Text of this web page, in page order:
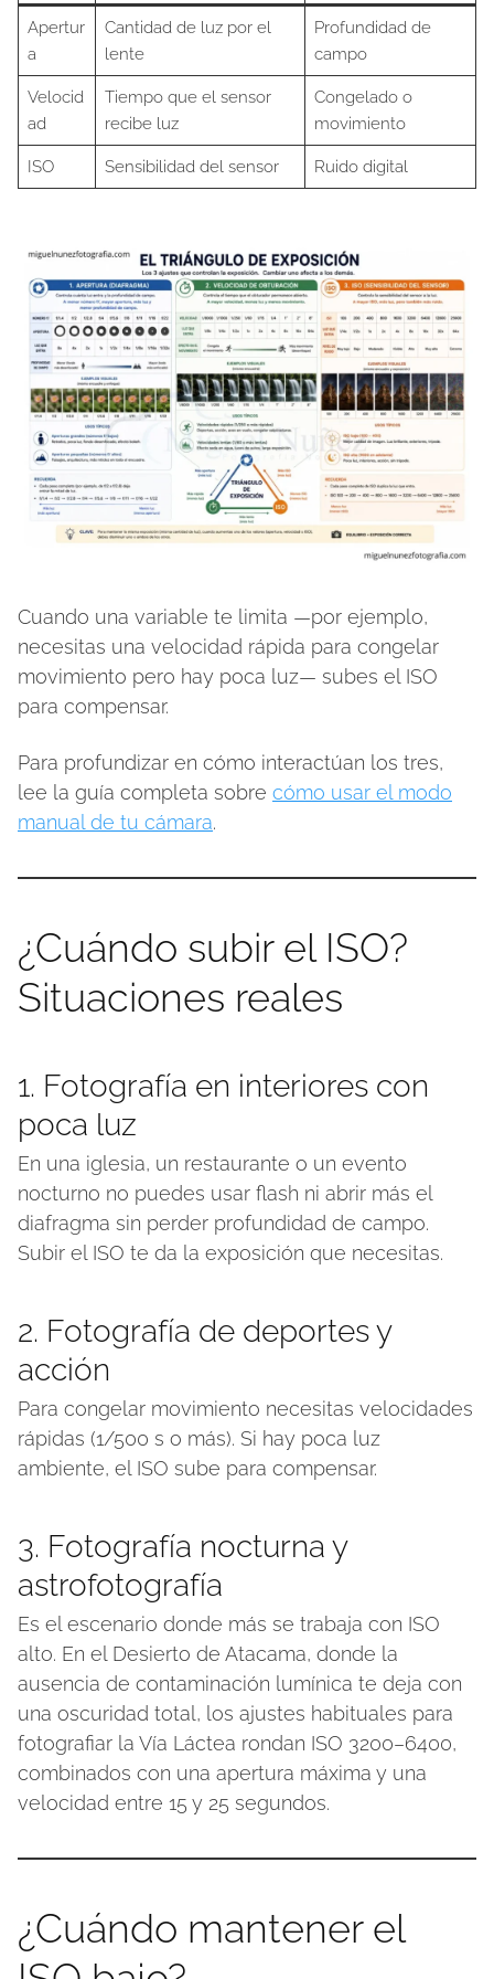
Apertur
a
Cantidad de luz por el
lente
Profundidad de
campo
Velocid
ad
Tiempo que el sensor
recibe luz
Congelado o
movimiento
ISO Sensibilidad del sensor Ruido digital
Cuando una variable te limita —por ejemplo,
necesitas una velocidad rápida para congelar
movimiento pero hay poca luz— subes el ISO
para compensar.
Para profundizar en cómo interactúan los tres,
lee la guía completa sobre cómo usar el modo
manual de tu cámara.
¿Cuándo subir el ISO?
Situaciones reales
1. Fotografía en interiores con
poca luz
En una iglesia, un restaurante o un evento
nocturno no puedes usar flash ni abrir más el
diafragma sin perder profundidad de campo.
Subir el ISO te da la exposición que necesitas.
2. Fotografía de deportes y
acción
Para congelar movimiento necesitas velocidades
rápidas (1/500 s o más). Si hay poca luz
ambiente, el ISO sube para compensar.
3. Fotografía nocturna y
astrofotografía
Es el escenario donde más se trabaja con ISO
alto. En el Desierto de Atacama, donde la
ausencia de contaminación lumínica te deja con
una oscuridad total, los ajustes habituales para
fotografiar la Vía Láctea rondan ISO 3200–6400,
combinados con una apertura máxima y una
velocidad entre 15 y 25 segundos.
¿Cuándo mantener el